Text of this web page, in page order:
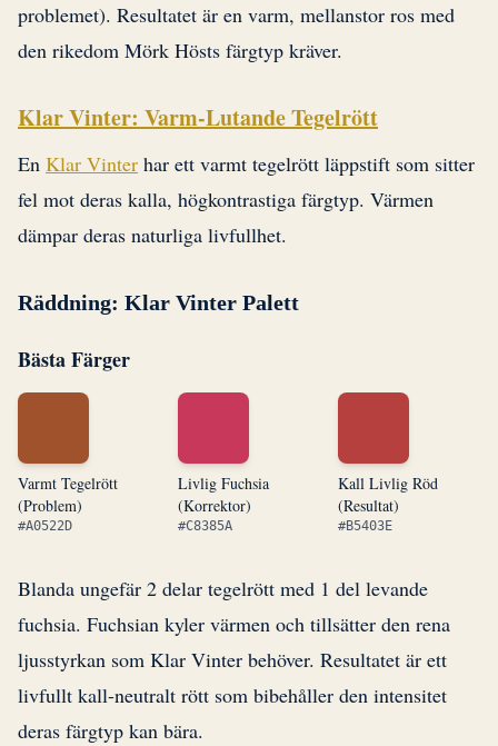
problemet). Resultatet är en varm, mellanstor ros med
den rikedom Mörk Hösts färgtyp kräver.
Klar Vinter: Varm-Lutande Tegelrött
En Klar Vinter har ett varmt tegelrött läppstift som sitter
fel mot deras kalla, högkontrastiga färgtyp. Värmen
dämpar deras naturliga livfullhet.
Räddning: Klar Vinter Palett
Bästa Färger
Varmt Tegelrött
(Problem)
#A0522D
Livlig Fuchsia
(Korrektor)
#C8385A
Kall Livlig Röd
(Resultat)
#B5403E
Blanda ungefär 2 delar tegelrött med 1 del levande
fuchsia. Fuchsian kyler värmen och tillsätter den rena
ljusstyrkan som Klar Vinter behöver. Resultatet är ett
livfullt kall-neutralt rött som bibehåller den intensitet
deras färgtyp kan bära.